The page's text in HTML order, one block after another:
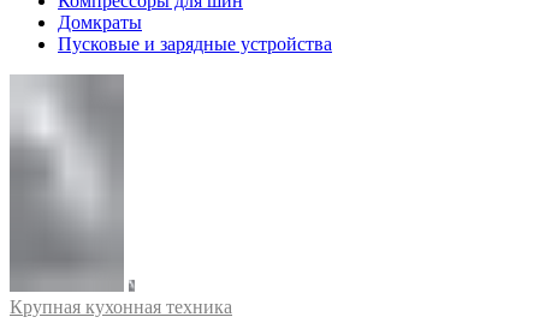
Домкраты
Пусковые и зарядные устройства
Крупная кухонная техника